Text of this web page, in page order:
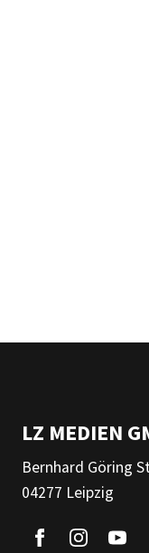
LZ MEDIEN
Bernhard Göring
04277 Leipzig